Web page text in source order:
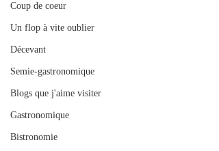
Coup de coeur
Un flop à vite oublier
Décevant
Semie-gastronomique
Blogs que j'aime visiter
Gastronomique
Bistronomie